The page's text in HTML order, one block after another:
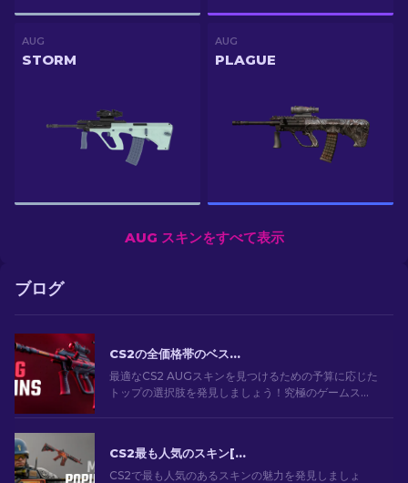
AUG
STORM
AUG
PLAGUE
AUG スキンをすべて表示
ブログ
CS2の全価格帯のベストAUGスキン[2026]
最適なCS2 AUGスキンを見つけるための予算に応じた
トップの選択肢を発見しましょう！究極のゲームスタ
CS2最も人気のスキン[2026]
CS2で最も人気のあるスキンの魅力を発見しましょ